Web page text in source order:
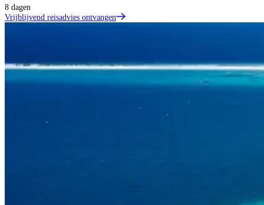
8 dagen
Vrijblijvend reisadvies ontvangen